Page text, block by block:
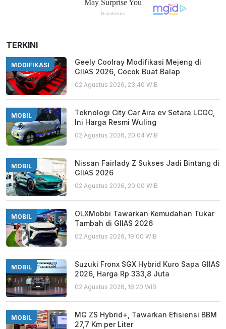
TERKINI
MODIFIKASI
Geely Coolray Modifikasi Mejeng di
GIIAS 2026, Cocok Buat Balap
02 Agustus 2026, 23:40 WIB
MOBIL
Teknologi City Car Aira ev Setara LCGC,
Ini Harga Resmi Wuling
02 Agustus 2026, 20:04 WIB
MOBIL
Nissan Fairlady Z Sukses Jadi Bintang di
GIIAS 2026
02 Agustus 2026, 20:00 WIB
MOBIL
OLXMobbi Tawarkan Kemudahan Tukar
Tambah di GIIAS 2026
02 Agustus 2026, 19:00 WIB
MOBIL
Suzuki Fronx SGX Hybrid Kuro Sapa GIIAS
2026, Harga Rp 333,8 Juta
02 Agustus 2026, 18:20 WIB
MOBIL
MG ZS Hybrid+, Tawarkan Efisiensi BBM
27,7 Km per Liter